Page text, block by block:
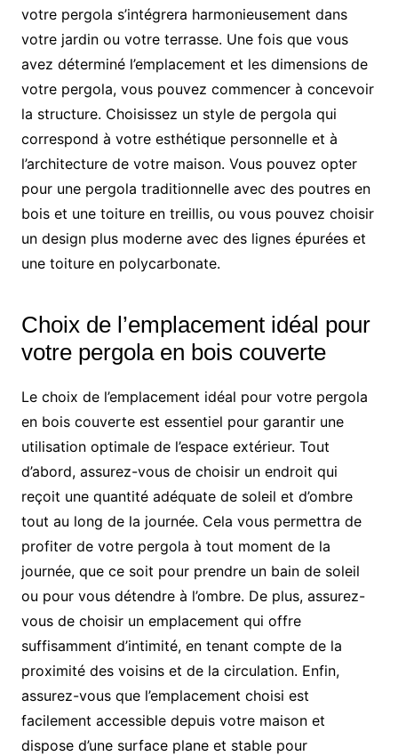
votre pergola s’intégrera harmonieusement dans
votre jardin ou votre terrasse. Une fois que vous
avez déterminé l’emplacement et les dimensions de
votre pergola, vous pouvez commencer à concevoir
la structure. Choisissez un style de pergola qui
correspond à votre esthétique personnelle et à
l’architecture de votre maison. Vous pouvez opter
pour une pergola traditionnelle avec des poutres en
bois et une toiture en treillis, ou vous pouvez choisir
un design plus moderne avec des lignes épurées et
une toiture en polycarbonate.
Choix de l’emplacement idéal pour
votre pergola en bois couverte
Le choix de l’emplacement idéal pour votre pergola
en bois couverte est essentiel pour garantir une
utilisation optimale de l’espace extérieur. Tout
d’abord, assurez-vous de choisir un endroit qui
reçoit une quantité adéquate de soleil et d’ombre
tout au long de la journée. Cela vous permettra de
profiter de votre pergola à tout moment de la
journée, que ce soit pour prendre un bain de soleil
ou pour vous détendre à l’ombre. De plus, assurez-
vous de choisir un emplacement qui offre
suffisamment d’intimité, en tenant compte de la
proximité des voisins et de la circulation. Enfin,
assurez-vous que l’emplacement choisi est
facilement accessible depuis votre maison et
dispose d’une surface plane et stable pour